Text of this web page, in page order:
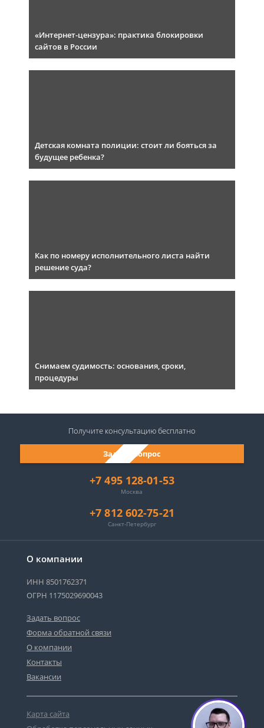
«Интернет-цензура»: практика блокировки
сайтов в России
Детская комната полиции: стоит ли бояться за
будущее ребенка?
Как по номеру исполнительного листа найти
решение суда?
Снимаем судимость: основания, сроки,
процедуры
О компании
ИНН 8501762371
ОГРН 1175029690043
Задать вопрос
Форма обратной связи
О компании
Контакты
Вакансии
Карта сайта
+7 495 128-01-53
Москва
+7 812 602-75-21
Санкт-Петербург
Задать вопрос
Получите консультациюбесплатно